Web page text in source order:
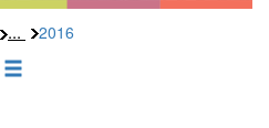
... 2016